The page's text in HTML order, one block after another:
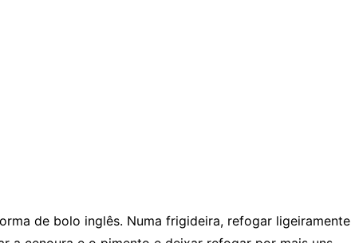
de bolo inglês. Numa frigideira, refogar ligeiramente